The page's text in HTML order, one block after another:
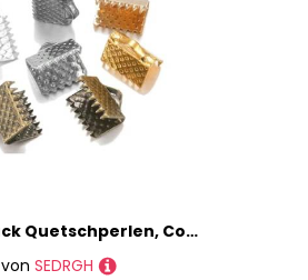
10–50 Stück Quetschperlen, Cove-Verschlüsse, Kordel-Endkappen, Schnurband, Lederclip, Foldover-Verbinder, Zubehör für DIY-Schmuckteile, mehrfarbig, 8 mm
von SEDRGH